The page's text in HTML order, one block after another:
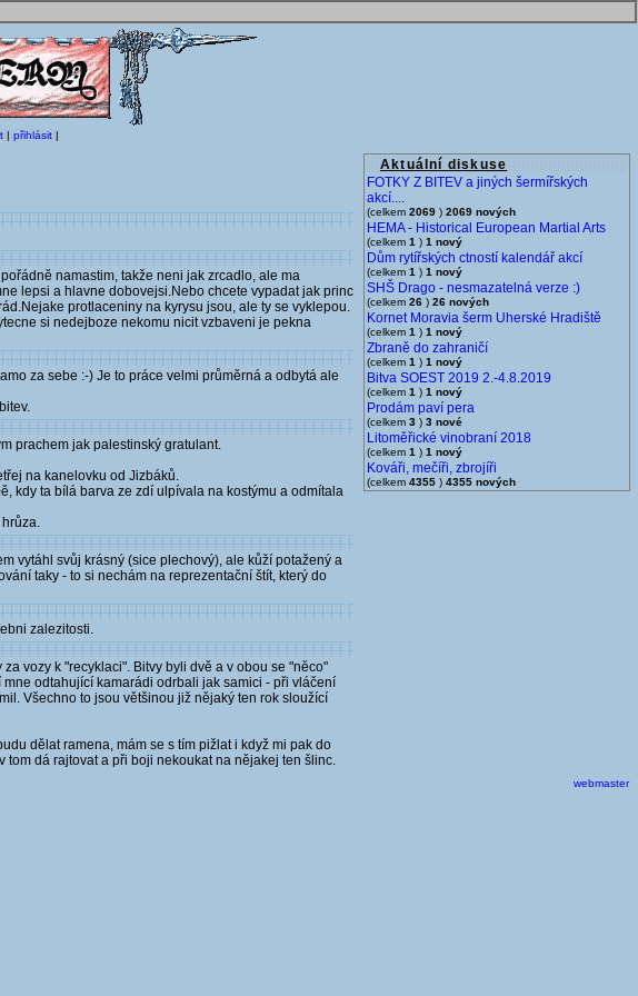
| přihlásit |
Aktuální diskuse
FOTKY Z BITEV a jiných šermířských
akcí....
(celkem 2069 ) 2069 nových
HEMA - Historical European Martial Arts
(celkem 1 ) 1 nový
Dům rytířských ctností kalendář akcí
(celkem 1 ) 1 nový
SHŠ Drago - nesmazatelná verze :)
(celkem 26 ) 26 nových
Kornet Moravia šerm Uherské Hradiště
(celkem 1 ) 1 nový
Zbraně do zahraničí
(celkem 1 ) 1 nový
Bitva SOEST 2019 2.-4.8.2019
(celkem 1 ) 1 nový
Prodám paví pera
(celkem 3 ) 3 nové
Litoměřické vinobraní 2018
(celkem 1 ) 1 nový
Kováři, mečíři, zbrojíři
(celkem 4355 ) 4355 nových
namastim, takže neni jak zrcadlo, ale ma
lepsi a hlavne dobovejsi.Nebo chcete vypadat jak princ
protlaceniny na kyrysu jsou, ale ty se vyklepou.
si nedejboze nekomu nicit vzbaveni je pekna
za sebe :-) Je to práce velmi průměrná a odbytá ale
prachem jak palestinský gratulant.
na kanelovku od Jizbáků.
kdy ta bílá barva ze zdí ulpívala na kostýmu a odmítala
vytáhl svůj krásný (sice plechový), ale kůží potažený a
taky - to si nechám na reprezentační štít, který do
zalezitosti.
vozy k "recyklaci". Bitvy byli dvě a v obou se "něco"
odtahující kamarádi odrbali jak samici - při vláčení
Všechno to jsou většinou již nějaký ten rok sloužící
dělat ramena, mám se s tím pižlat i když mi pak do
dá rajtovat a při boji nekoukat na nějakej ten šlinc.
webmaster